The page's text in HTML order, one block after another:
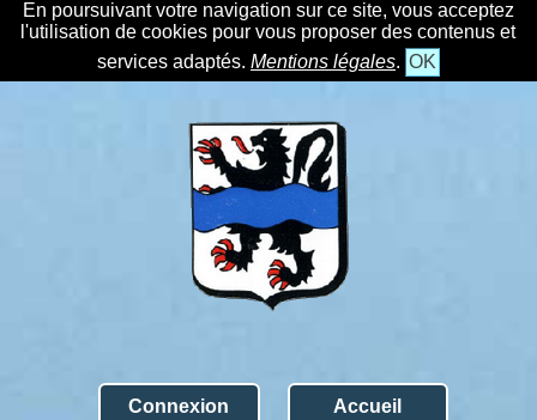
En poursuivant votre navigation sur ce site, vous acceptez
l'utilisation de cookies pour vous proposer des contenus et
services adaptés. Mentions légales. OK
Connexion Accueil